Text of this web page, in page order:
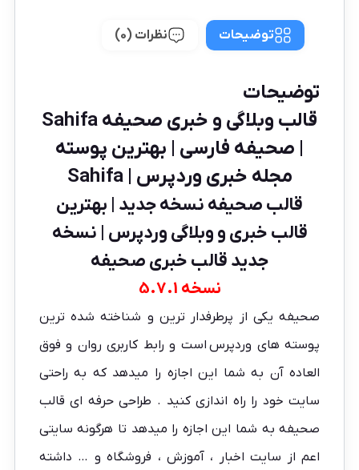
توضیحات نظرات (0)
توضیحات
قالب وبلاگی و خبری صحیفه Sahifa
| صحیفه فارسی | بهترین پوسته
مجله خبری وردپرس | Sahifa
قالب صحیفه نسخه جدید | بهترین
قالب خبری و وبلاگی وردپرس | نسخه
جدید قالب خبری صحیفه
نسخه 5.7.1
صحیفه یکی از پرطرفدار ترین و شناخته شده ترین
پوسته های وردپرساست و رابط کاربری روان و فوق
العاده آن به شما این اجازه را میدهد که به راحتی
سایت خود را راه اندازی کنید . طراحی حرفه ای قالب
صحیفه به شما این اجازه را میدهد تا هرگونه سایتی
اعم از سایت اخبار ، آموزش ، فروشگاه و … داشته